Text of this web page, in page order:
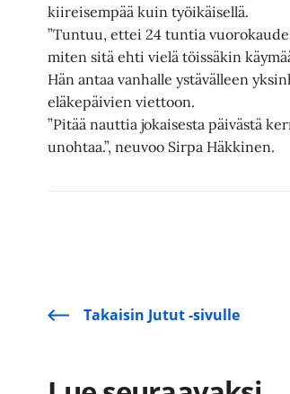
kiireisempää kuin työikäisellä.
”Tuntuu, ettei 24 tuntia
miten sitä ehti vielä töissäkin
Hän antaa vanhalle ystävälleen
eläkepäivien viettoon.
”Pitää nauttia jokaisesta päivästä
unohtaa.”, neuvoo Sirpa Häkkinen.
Takaisin Jutut -sivulle